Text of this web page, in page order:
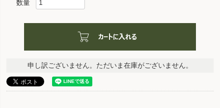
申し訳ございません。ただいま在庫がございません。